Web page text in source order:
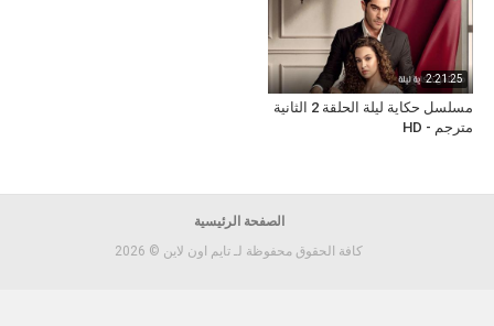
2:21:25
مسلسل حكاية ليلة الحلقة 2 الثانية
مترجم - HD
الصفحة الرئيسية
كافة الحقوق محفوظة لـ تايم اون لاين © 2026